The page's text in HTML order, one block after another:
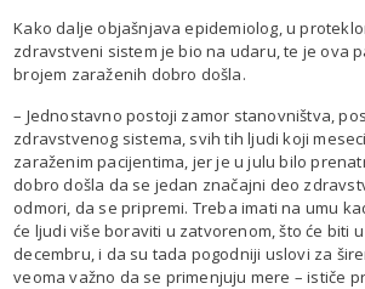
Kako dalje objašnjava epidemiolog, u
zdravstveni sistem je bio na udaru, te je ova
brojem zaraženih dobro došla.
– Jednostavno postoji zamor stanovništva,
zdravstvenog sistema, svih tih ljudi koji
zaraženim pacijentima, jer je u julu bilo
dobro došla da se jedan značajni deo
odmori, da se pripremi. Treba imati na umu
će ljudi više boraviti u zatvorenom, što će biti
decembru, i da su tada pogodniji uslovi za
veoma važno da se primenjuju mere – ističe